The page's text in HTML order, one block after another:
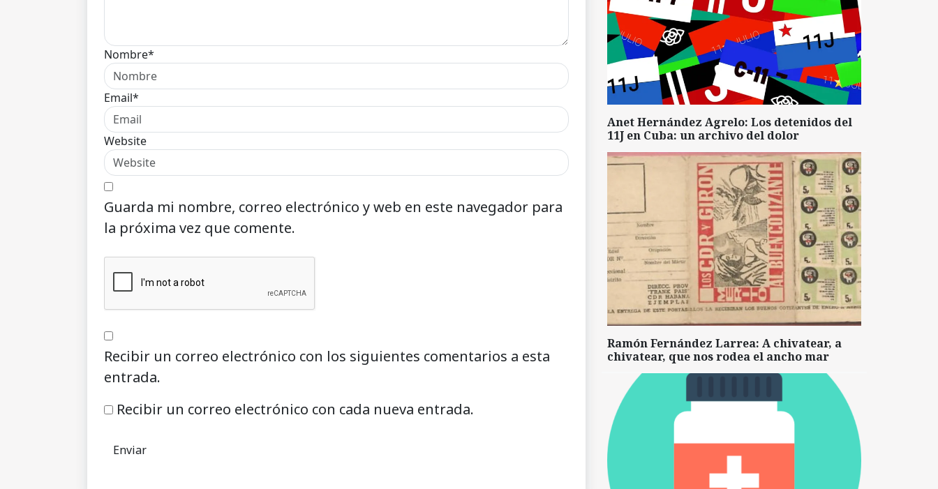
Nombre*
Email*
Website
Guarda mi nombre, correo electrónico y web en este navegador para
la próxima vez que comente.
Recibir un correo electrónico con los siguientes comentarios a esta
entrada.
Recibir un correo electrónico con cada nueva entrada.
Anet Hernández Agrelo: Los detenidos del
11J en Cuba: un archivo del dolor
Ramón Fernández Larrea: A chivatear, a
chivatear, que nos rodea el ancho mar